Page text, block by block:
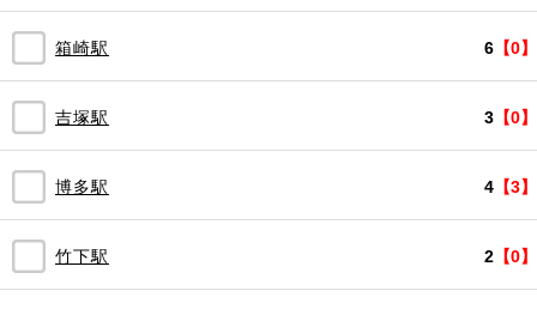
箱崎駅 【0】
6
吉塚駅 【0】
3
博多駅 【3】
4
竹下駅 【0】
2